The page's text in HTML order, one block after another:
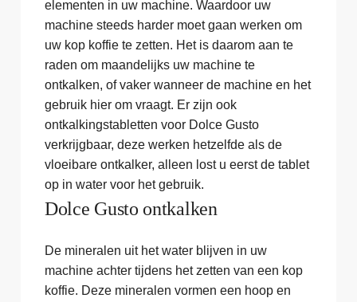
elementen in uw machine. Waardoor uw
machine steeds harder moet gaan werken om
uw kop koffie te zetten. Het is daarom aan te
raden om maandelijks uw machine te
ontkalken, of vaker wanneer de machine en het
gebruik hier om vraagt. Er zijn ook
ontkalkingstabletten voor Dolce Gusto
verkrijgbaar, deze werken hetzelfde als de
vloeibare ontkalker, alleen lost u eerst de tablet
op in water voor het gebruik.
Dolce Gusto ontkalken
De mineralen uit het water blijven in uw
machine achter tijdens het zetten van een kop
koffie. Deze mineralen vormen een hoop en